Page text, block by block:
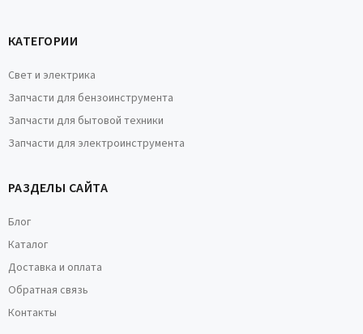
КАТЕГОРИИ
Свет и электрика
Запчасти для бензоинструмента
Запчасти для бытовой техники
Запчасти для электроинструмента
РАЗДЕЛЫ САЙТА
Блог
Каталог
Доставка и оплата
Обратная связь
Контакты